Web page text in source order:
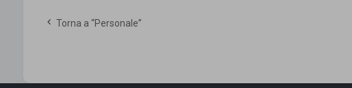
Torna a “Personale”